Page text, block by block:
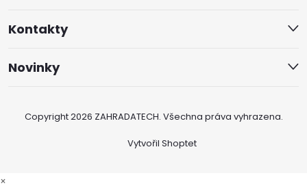
Kontakty
Novinky
Vytvořil Shoptet
Copyright 2026 ZAHRADATECH. Všechna práva vyhrazena.
×